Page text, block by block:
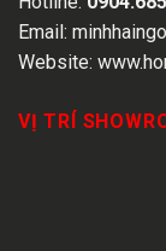
Email:
Website:
VỊ TRÍ